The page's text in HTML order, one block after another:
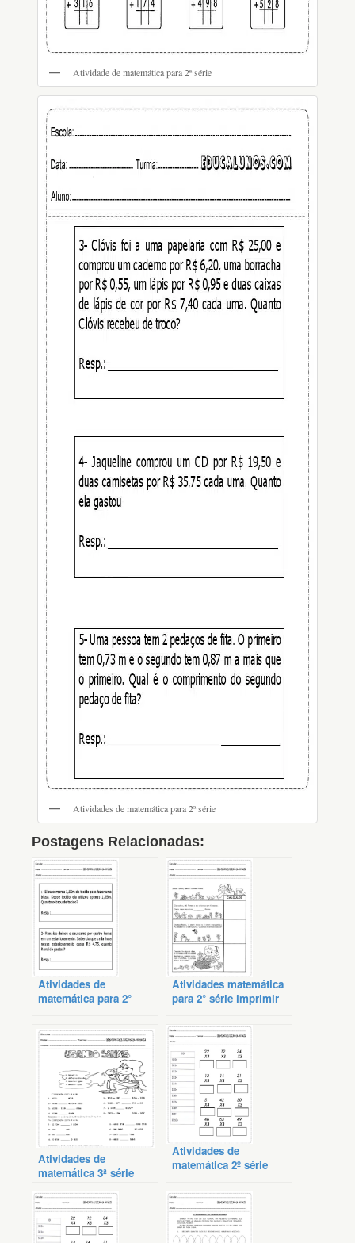
Atividade de matemática para 2ª série
Atividades de matemática para 2ª série
Postagens Relacionadas:
Atividades de
matemática para 2°
Atividades matemática
para 2° série imprimir
Atividades de
matemática 3ª série
Atividades de
matemática 2º série